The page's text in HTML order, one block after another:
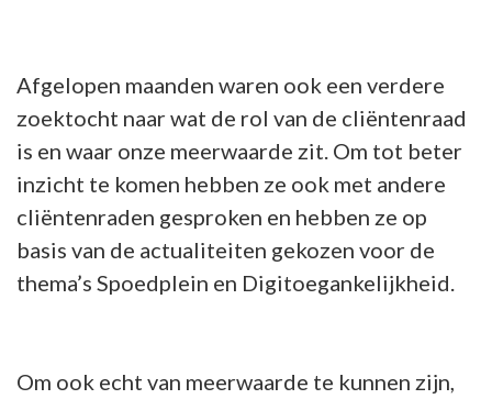
Afgelopen maanden waren ook een verdere
zoektocht naar wat de rol van de cliëntenraad
is en waar onze meerwaarde zit. Om tot beter
inzicht te komen hebben ze ook met andere
cliëntenraden gesproken en hebben ze op
basis van de actualiteiten gekozen voor de
thema’s Spoedplein en Digitoegankelijkheid.
Om ook echt van meerwaarde te kunnen zijn,